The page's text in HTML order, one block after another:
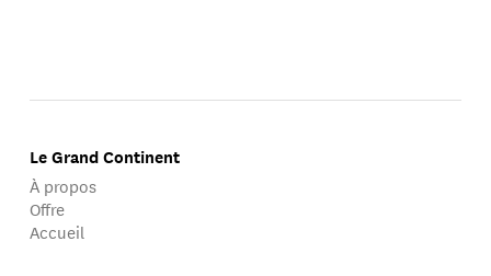
Le Grand Continent
À propos
Offre
Accueil